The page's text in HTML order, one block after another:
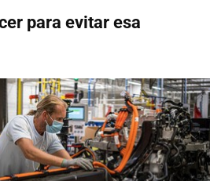
para evitar esa